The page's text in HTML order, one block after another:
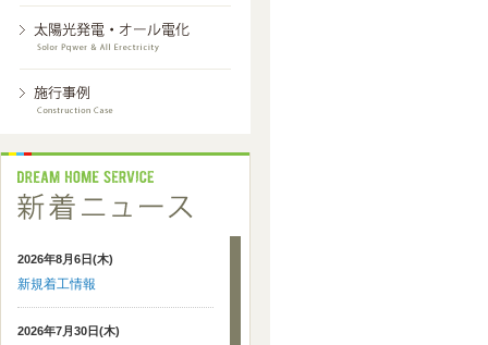
2026年8月6日(木)
新規着工情報
2026年7月30日(木)